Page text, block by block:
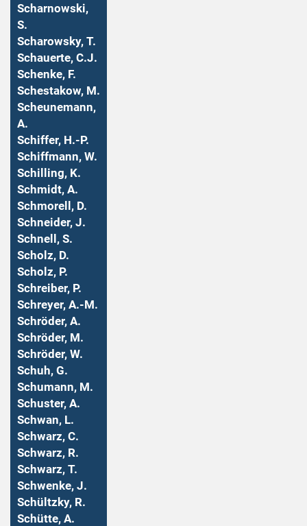
Scharnowski,
S.
Scharowsky, T.
Schauerte, C.J.
Schenke, F.
Schestakow, M.
Scheunemann,
A.
Schiffer, H.-P.
Schiffmann, W.
Schilling, K.
Schmidt, A.
Schmorell, D.
Schneider, J.
Schnell, S.
Scholz, D.
Scholz, P.
Schreiber, P.
Schreyer, A.-M.
Schröder, A.
Schröder, M.
Schröder, W.
Schuh, G.
Schumann, M.
Schuster, A.
Schwan, L.
Schwarz, C.
Schwarz, R.
Schwarz, T.
Schwenke, J.
Schültzky, R.
Schütte, A.